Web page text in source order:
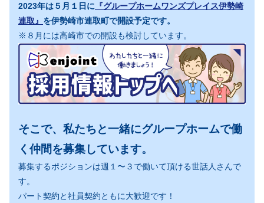
2023年は５月１日に 『グループホームワンズプレイス伊勢崎
連取』 を伊勢崎市連取町で開設予定です。
※８月には高崎市での開設も検討しています。
そこで、私たちと一緒にグループホームで働
く仲間を募集しています。
募集するポジションは週１〜３で働いて頂ける世話人さんで
す。
パート契約と社員契約ともに大歓迎です！